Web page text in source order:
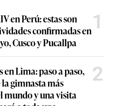
en Perú: estas son
confirmadas en
Cusco y Pucallpa
1
en Lima: paso a paso,
gimnasta más
mundo y una visita
2